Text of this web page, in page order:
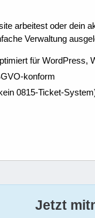
arbeitest oder dein
Verwaltung
für WordPress,
konform
0815-Ticket-
Jetzt